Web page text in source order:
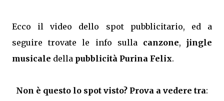
Ecco il video dello spot pubblicitario, ed a
seguire trovate le info sulla canzone,jingle
musicale della pubblicità Purina Felix.
Non è questo lo spot visto? Prova a vedere tra: